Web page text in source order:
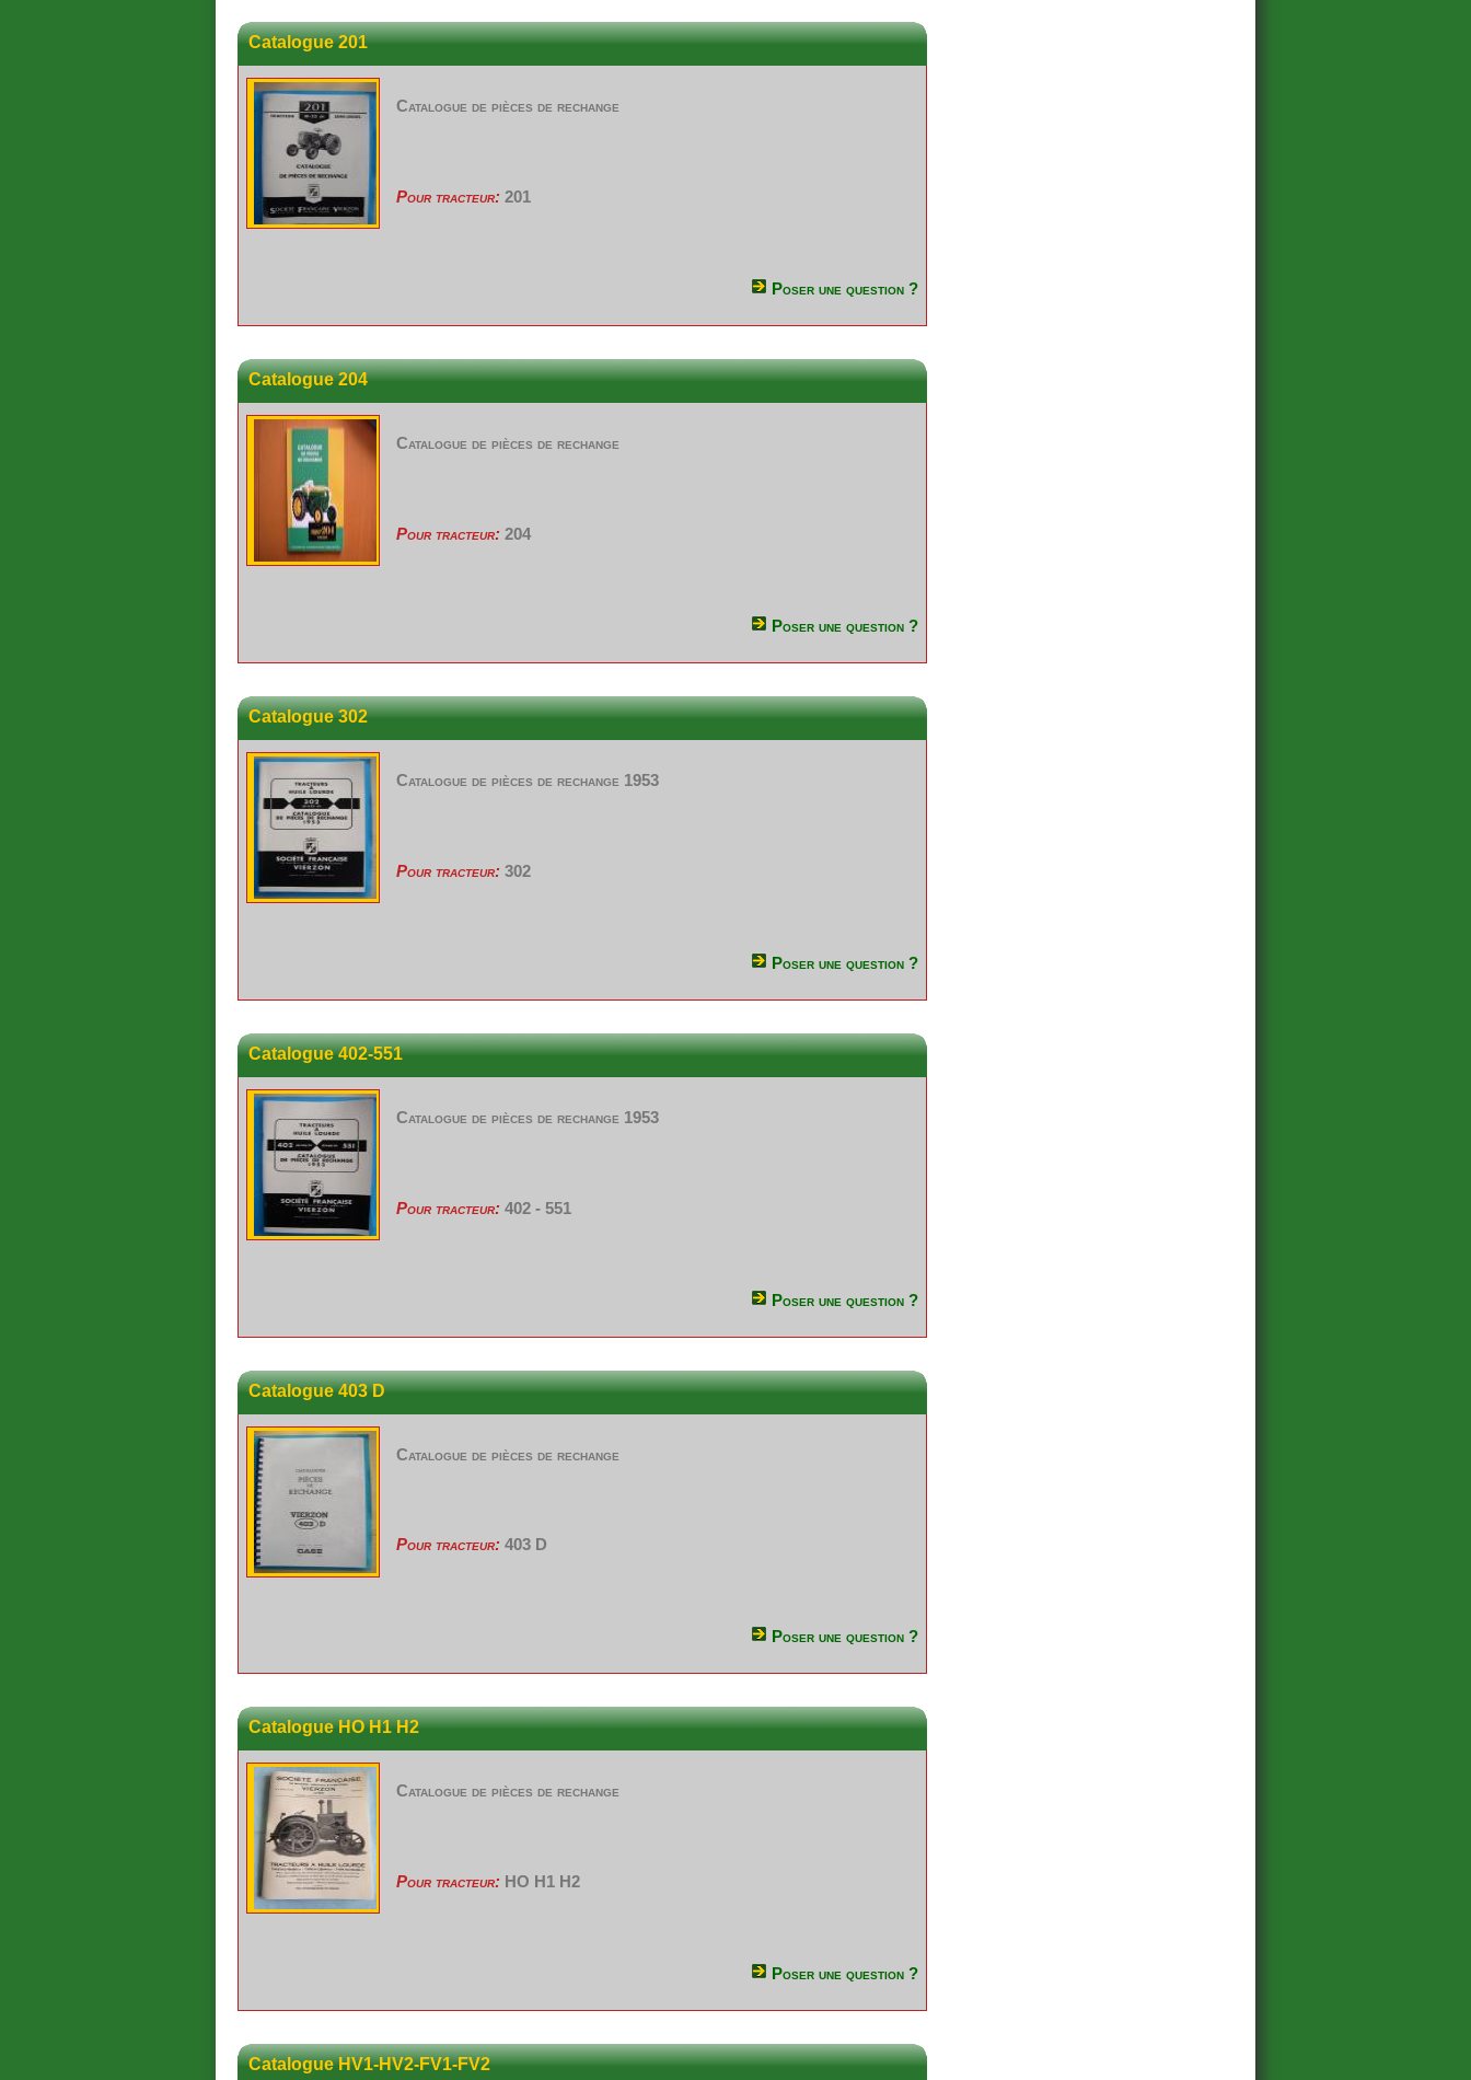
Catalogue 201
Catalogue de pièces de rechange
Pour tracteur: 201
Poser une question ?
Catalogue 204
Catalogue de pièces de rechange
Pour tracteur: 204
Poser une question ?
Catalogue 302
Catalogue de pièces de rechange 1953
Pour tracteur: 302
Poser une question ?
Catalogue 402-551
Catalogue de pièces de rechange 1953
Pour tracteur: 402 - 551
Poser une question ?
Catalogue 403 D
Catalogue de pièces de rechange
Pour tracteur: 403 D
Poser une question ?
Catalogue HO H1 H2
Catalogue de pièces de rechange
Pour tracteur: HO H1 H2
Poser une question ?
Catalogue HV1-HV2-FV1-FV2